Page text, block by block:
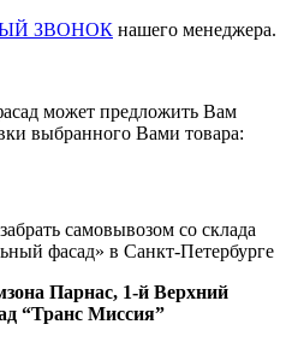
ЗВОНОК нашего менеджера.
может предложить Вам
выбранного Вами товара:
самовывозом со склада
фасад» в Санкт-Петербурге
Парнас, 1-й Верхний
“Транс Миссия”